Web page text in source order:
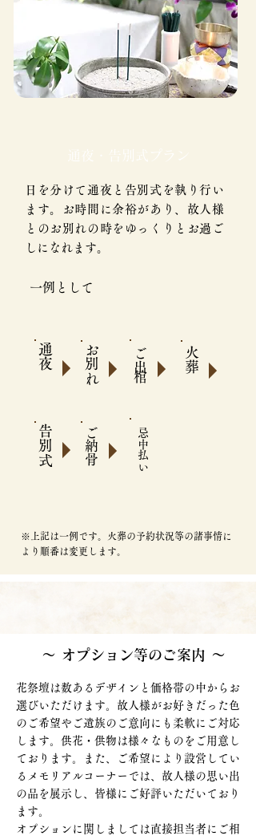
通夜・告別式プラン
日を分けて通夜と告別式を執り行い
ます。お時間に余裕があり、故人様
とのお別れの時をゆっくりとお過ご
しになれます。
一例として
​通夜 ​お別れ ご出棺 火葬
告別式 ​ご納骨 忌中払い
※上記は一例です。火葬の予約状況等の諸事情に
より順番は変更します。
～ オプション等のご案内 ～
花祭壇は数あるデザインと価格帯の中からお
選びいただけます。故人様がお好きだった色
のご希望やご遺族のご意向にも柔軟にご対応
します。供花・供物は様々なものをご用意し
ております。また、ご希望により設営してい
るメモリアルコーナーでは、故人様の思い出
の品を展示し、皆様にご好評いただいており
ます。
​オプションに関しましては直接担当者にご相